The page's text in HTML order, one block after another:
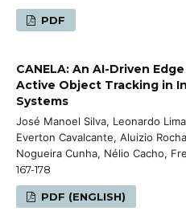
PDF
CANELA: An AI-Driven
Active Object Tracking in
Systems
José Manoel Silva, Leonardo
Everton Cavalcante, Aluizio
Nogueira Cunha, Nélio Cacho,
167-178
PDF (ENGLISH)